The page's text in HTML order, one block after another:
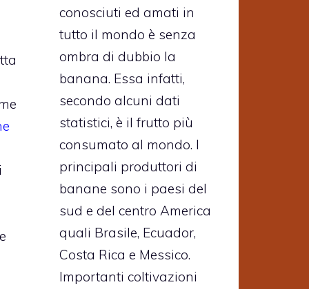
conosciuti ed amati in
tutto il mondo è senza
ombra di dubbio la
banana. Essa infatti,
secondo alcuni dati
statistici, è il frutto più
consumato al mondo. I
principali produttori di
banane sono i paesi del
sud e del centro America
quali Brasile, Ecuador,
Costa Rica e Messico.
Importanti coltivazioni